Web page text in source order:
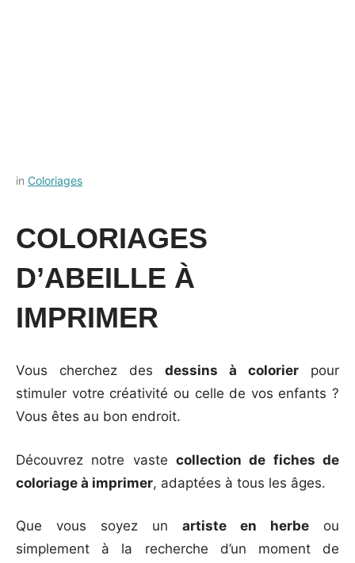
Posted
septembre
by
in Coloriages
COLORIAGES
D’ABEILLE À
IMPRIMER
Vous cherchez des dessins à colorier pour
stimuler votre créativité ou celle de vos enfants ?
Vous êtes au bon endroit.
Découvrez notre vaste collection de fiches de
coloriage à imprimer, adaptées à tous les âges.
Que vous soyez un artiste en herbe ou
simplement à la recherche d’un moment de